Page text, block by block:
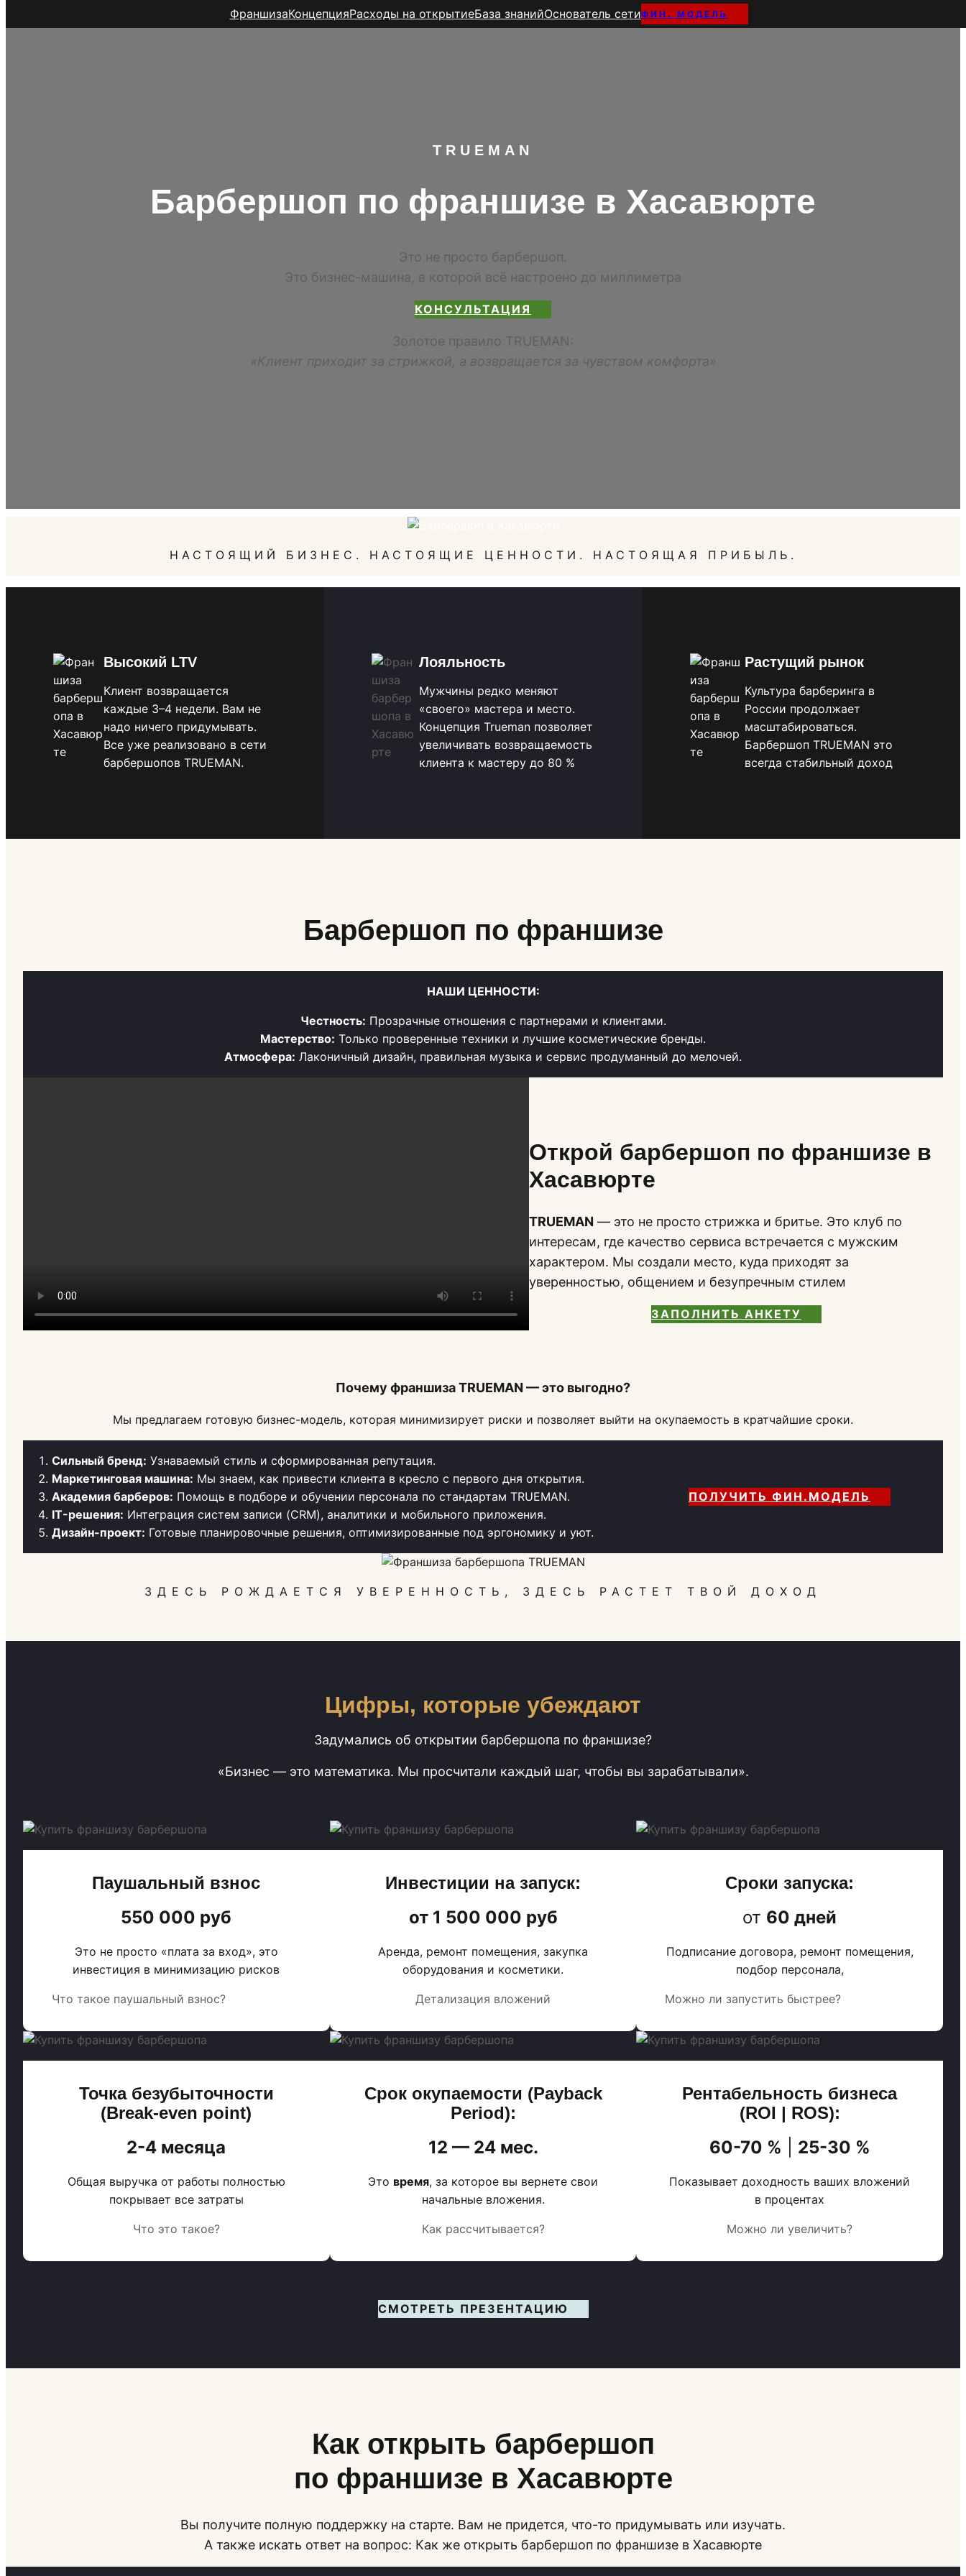
ФраншизаКонцепцияРасходы на открытиеБаза знанийОснователь сетиФИН. МОДЕЛЬ
TR UEMAN
Барбершоп по франшизе в Хасавюрте
Это не просто барбершоп.
Это бизнес-машина, в которой всё настроено до миллиметра
КОНСУЛЬТАЦИЯ
Золотое правило TRUEMAN:
«Клиент приходит за стрижкой, а возвращается за чувством комфорта»
НАСТОЯЩИЙ БИЗНЕС. НАСТОЯЩИЕ ЦЕННОСТИ. НАСТОЯЩАЯ ПРИБЫЛЬ.
Высокий LTV
Клиент возвращается
каждые 3–4 недели. Вам не
надо ничего придумывать.
Все уже реализовано в сети
барбершопов TRUEMAN.
Лояльность
Мужчины редко меняют
«своего» мастера и место.
Концепция Trueman позволяет
увеличивать возвращаемость
клиента к мастеру до 80 %
Растущий рынок
Культура барберинга в
России продолжает
масштабироваться.
Барбершоп TRUEMAN это
всегда стабильный доход
Барбершоп по франшизе
НАШИ ЦЕННОСТИ:
Честность: Прозрачные отношения с партнерами и клиентами.
Мастерство: Только проверенные техники и лучшие косметические бренды.
Атмосфера: Лаконичный дизайн, правильная музыка и сервис продуманный до мелочей.
Открой барбершоп по франшизе в
Хасавюрте
TRUEMAN — это не просто стрижка и бритье. Это клуб по
интересам, где качество сервиса встречается с мужским
характером. Мы создали место, куда приходят за
уверенностью, общением и безупречным стилем
ЗАПОЛНИТЬ АНКЕТУ
Почему франшиза TRUEMAN — это выгодно?
Мы предлагаем готовую бизнес-модель, которая минимизирует риски и позволяет выйти на окупаемость в кратчайшие сроки.
Сильный бренд: Узнаваемый стиль и сформированная репутация.
Маркетинговая машина: Мы знаем, как привести клиента в кресло с первого дня открытия.
Академия барберов: Помощь в подборе и обучении персонала по стандартам TRUEMAN.
IT-решения: Интеграция систем записи (CRM), аналитики и мобильного приложения.
Дизайн-проект: Готовые планировочные решения, оптимизированные под эргономику и уют.
ПОЛУЧИТЬ ФИН.МОДЕЛЬ
ЗДЕСЬ РОЖДАЕТСЯ УВЕРЕННОСТЬ, ЗДЕСЬ РАСТЕТ ТВОЙ ДОХОД
Цифры, которые убеждают
Задумались об открытии барбершопа по франшизе?
«Бизнес — это математика. Мы просчитали каждый шаг, чтобы вы зарабатывали».
Паушальный взнос
550 000 руб
Это не просто «плата за вход», это
инвестиция в минимизацию рисков
Что такое паушальный взнос?
Инвестиции на запуск:
от 1 500 000 руб
Аренда, ремонт помещения, закупка
оборудования и косметики.
Детализация вложений
Сроки запуска:
от 60 дней
Подписание договора, ремонт помещения,
подбор персонала,
Можно ли запустить быстрее?
Точка безубыточности
(Break-even point)
2-4 месяца
Общая выручка от работы полностью
покрывает все затраты
Что это такое?
Срок окупаемости (Payback
Period):
12 — 24 мес.
Это время, за которое вы вернете свои
начальные вложения.
Как рассчитывается?
Рентабельность бизнеса
(ROI | ROS):
60-70 % 25-30 %
Показывает доходность ваших вложений
в процентах
Можно ли увеличить?
СМОТРЕТЬ ПРЕЗЕНТАЦИЮ
Как открыть барбершоп
по франшизе в Хасавюрте
Вы получите полную поддержку на старте. Вам не придется, что-то придумывать или изучать.
А также искать ответ на вопрос: Как же открыть барбершоп по франшизе в Хасавюрте